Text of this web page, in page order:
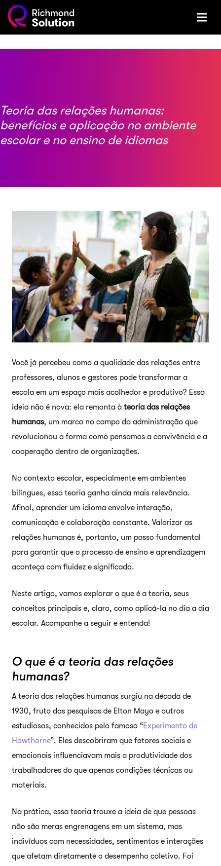
Teoria das relações humanas:
benefícios e aplicação no ambiente
escolar e no ensino de idiomas
Você já percebeu como a qualidade das relações entre
professores, alunos e gestores pode transformar a
escola em um espaço mais acolhedor e produtivo? Essa
ideia não é nova: ela remonta à teoria das relações
humanas, um marco no campo da administração que
revolucionou a forma como pensamos a convivência e a
cooperação dentro de organizações.
No contexto escolar, especialmente em ambientes
bilíngues, essa teoria ganha ainda mais relevância.
Afinal, aprender um idioma envolve interação,
comunicação e colaboração constante. Valorizar as
relações humanas é, portanto, um passo fundamental
para garantir que o processo de ensino e aprendizagem
aconteça com fluidez e significado.
Neste artigo, vamos explorar o que é a teoria, seus
conceitos principais e, claro, como aplicá-la no dia a dia
escolar. Acompanhe a seguir e entenda!
O que é a teoria das relações
humanas?
A teoria das relações humanas surgiu na década de
1930, fruto das pesquisas de Elton Mayo e outros
estudiosos, conhecidos pelo famoso “Experimento de
Hawthorne”. Eles descobriram que fatores sociais e
emocionais influenciavam mais a produtividade dos
trabalhadores do que apenas condições técnicas ou
materiais.
Na prática, essa teoria trouxe a ideia de que pessoas
não são meras engrenagens em um sistema, mas
indivíduos com necessidades, sentimentos e interações
que afetam diretamente o desempenho coletivo. Foi